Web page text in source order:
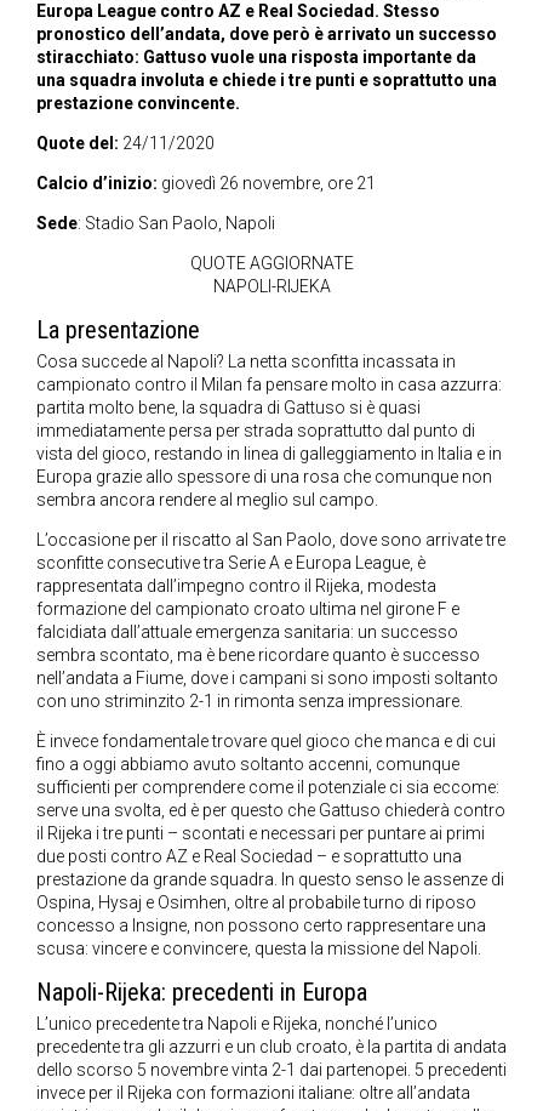
Europa League contro AZ e Real Sociedad. Stesso
pronostico dell’andata, dove però è arrivato un successo
stiracchiato: Gattuso vuole una risposta importante da
una squadra involuta e chiede i tre punti e soprattutto una
prestazione convincente.
Quote del: 24/11/2020
Calcio d’inizio: giovedì 26 novembre, ore 21
Sede: Stadio San Paolo, Napoli
QUOTE AGGIORNATE
NAPOLI-RIJEKA
La presentazione
Cosa succede al Napoli? La netta sconfitta incassata in
campionato contro il Milan fa pensare molto in casa azzurra:
partita molto bene, la squadra di Gattuso si è quasi
immediatamente persa per strada soprattutto dal punto di
vista del gioco, restando in linea di galleggiamento in Italia e in
Europa grazie allo spessore di una rosa che comunque non
sembra ancora rendere al meglio sul campo.
L’occasione per il riscatto al San Paolo, dove sono arrivate tre
sconfitte consecutive tra Serie A e Europa League, è
rappresentata dall’impegno contro il Rijeka, modesta
formazione del campionato croato ultima nel girone F e
falcidiata dall’attuale emergenza sanitaria: un successo
sembra scontato, ma è bene ricordare quanto è successo
nell’andata a Fiume, dove i campani si sono imposti soltanto
con uno striminzito 2-1 in rimonta senza impressionare.
È invece fondamentale trovare quel gioco che manca e di cui
fino a oggi abbiamo avuto soltanto accenni, comunque
sufficienti per comprendere come il potenziale ci sia eccome:
serve una svolta, ed è per questo che Gattuso chiederà contro
il Rijeka i tre punti – scontati e necessari per puntare ai primi
due posti contro AZ e Real Sociedad – e soprattutto una
prestazione da grande squadra. In questo senso le assenze di
Ospina, Hysaj e Osimhen, oltre al probabile turno di riposo
concesso a Insigne, non possono certo rappresentare una
scusa: vincere e convincere, questa la missione del Napoli.
Napoli-Rijeka: precedenti in Europa
L’unico precedente tra Napoli e Rijeka, nonché l’unico
precedente tra gli azzurri e un club croato, è la partita di andata
dello scorso 5 novembre vinta 2-1 dai partenopei. 5 precedenti
invece per il Rijeka con formazioni italiane: oltre all’andata